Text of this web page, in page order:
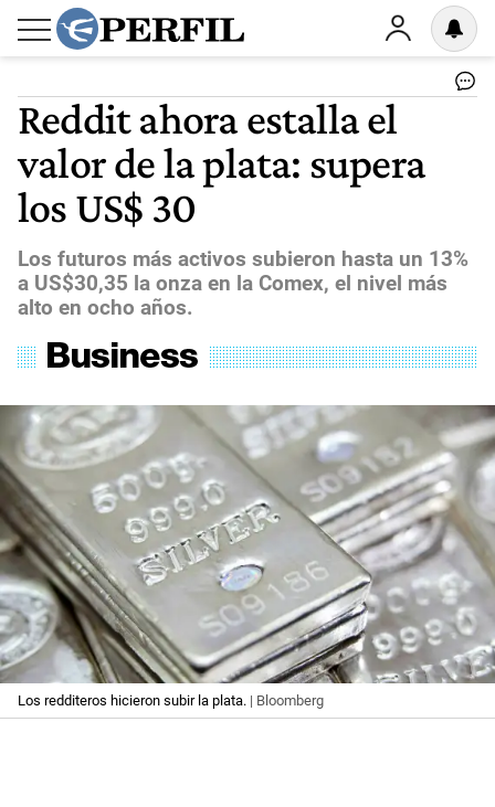
Reddit ahora estalla el
valor de la plata: supera
los US$ 30
Los futuros más activos subieron hasta un 13%
a US$30,35 la onza en la Comex, el nivel más
alto en ocho años.
Los redditeros hicieron subir la plata. | Bloomberg